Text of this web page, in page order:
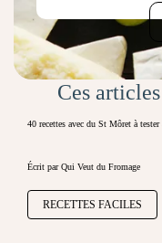
Ces
40 recettes avec du St Môret à
Écrit par Qui Veut du Fromage
RECETTES FACILES